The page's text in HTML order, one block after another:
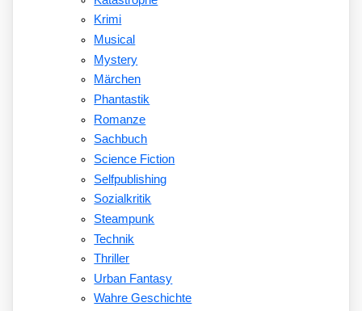
Krimi
Musical
Mystery
Märchen
Phantastik
Romanze
Sachbuch
Science Fiction
Selfpublishing
Sozialkritik
Steampunk
Technik
Thriller
Urban Fantasy
Wahre Geschichte